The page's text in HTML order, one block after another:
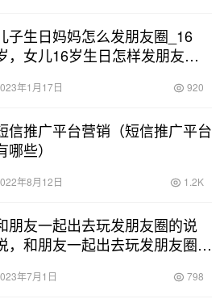
子生日妈妈怎么发朋友圈_16
，女儿16岁生日怎样发朋友
年1月17日 920
信推广平台营销（短信推广平台
哪些）
年8月12日 1.2K
朋友一起出去玩发朋友圈的说
，和朋友一起出去玩发朋友圈的
年7月1日 798